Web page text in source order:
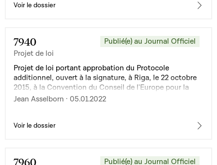
européen et du Conseil du 3 avril 2014 concernant la
l'entraide judiciaire internationale en matière pénale
Voir le dossier
7940
Projet de loi
Publié(e) au Journal Officiel
Projet de loi portant approbation du Protocole
additionnel, ouvert à la signature, à Riga, le 22 octobre
2015, à la Convention du Conseil de l'Europe pour la
prévention du terrorisme, ouverte à la signature, à
Jean Asselborn · 05.01.2022
Voir le dossier
7960 Publié(e) au Journal Officiel